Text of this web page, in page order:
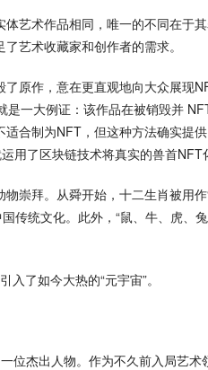
艺术作品相同，唯一的不同在于
艺术收藏家和创作者的需求。
原作，意在更直观地向大众展现
一大例证：该作品在被销毁并
合制为NFT，但这种方法确实提
用了区块链技术将真实的兽首NFT
崇拜。从舜开始，十二生肖被用
传统文化。此外，“鼠、牛、虎、
了如今大热的“元宇宙”。
位杰出人物。作为不久前入局艺